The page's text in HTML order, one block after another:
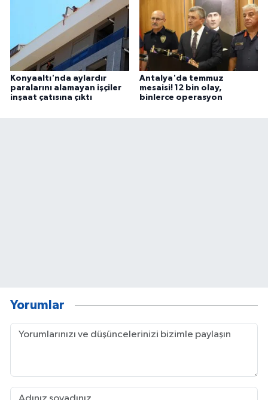
Konyaaltı'nda aylardır
paralarını alamayan işçiler
inşaat çatısına çıktı
Antalya'da temmuz
mesaisi! 12 bin olay,
binlerce operasyon
Yorumlar